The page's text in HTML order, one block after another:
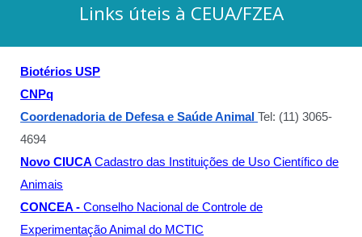
Links úteis à CEUA/FZEA
Biotérios USP
CNPq
Coordenadoria de Defesa e Saúde Animal Tel: (11) 3065-
4694
Novo CIUCACadastro das Instituições de Uso Científico de
Animais
CONCEA -Conselho Nacional de Controle de
Experimentação Animal do MCTIC